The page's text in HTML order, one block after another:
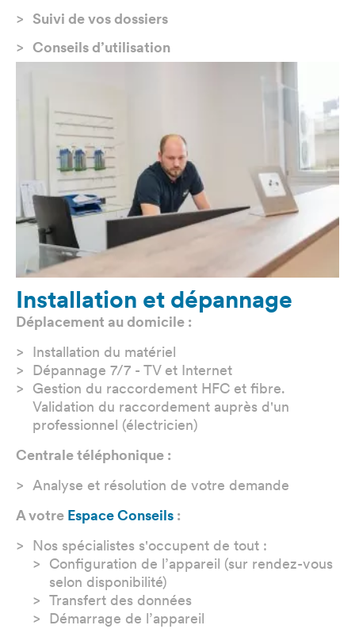
Suivi de vos dossiers
Conseils d’utilisation
Installation et dépannage
Déplacement au domicile :
Installation du matériel
Dépannage 7/7 - TV et Internet
Gestion du raccordement HFC et fibre.
Validation du raccordement auprès d'un
professionnel (électricien)
Centrale téléphonique :
Analyse et résolution de votre demande
A votre Espace Conseils :
Nos spécialistes s'occupent de tout :
Configuration de l’appareil (sur rendez-vous
selon disponibilité)
Transfert des données
Démarrage de l’appareil